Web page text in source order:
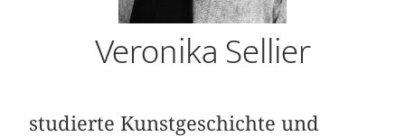
Veronika Sellier
studierte Kunstgeschichte und